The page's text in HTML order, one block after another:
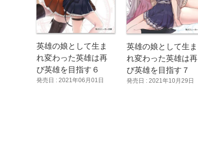
英雄の娘として生ま
れ変わった英雄は再
び英雄を目指す６
発売日 : 2021年06月01日
英雄の娘として生ま
れ変わった英雄は再
び英雄を目指す７
発売日 : 2021年10月29日